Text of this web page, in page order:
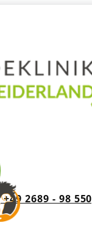
+49 2689 - 98 550